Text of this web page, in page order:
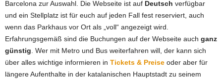
Barcelona zur Auswahl. Die Webseite ist auf Deutsch verfügbar
und ein Stellplatz ist für euch auf jeden Fall fest reserviert, auch
wenn das Parkhaus vor Ort als „voll“ angezeigt wird.
Erfahrungsgemäß sind die Buchungen auf der Webseite auch ganz
günstig . Wer mit Metro und Bus weiterfahren will, der kann sich
über alles wichtige informieren in Tickets & Preise oder aber für
längere Aufenthalte in der katalanischen Hauptstadt zu seinem